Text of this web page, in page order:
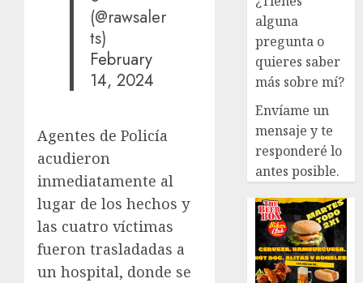
(@rawsaler
ts)
February
14, 2024
Agentes de Policía
acudieron
inmediatamente al
lugar de los hechos y
las cuatro víctimas
fueron trasladadas a
un hospital, donde se
alguna
pregunta o
quieres saber
más sobre mí?
Envíame un
mensaje y te
responderé lo
antes posible.